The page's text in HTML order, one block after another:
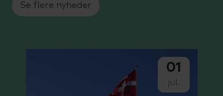
Se flere nyheder
01
jul.